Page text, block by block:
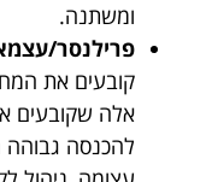
ומשתנה.
פרילנסר/
קובעים את
אלה שקובעים
להכנסה גבוהה